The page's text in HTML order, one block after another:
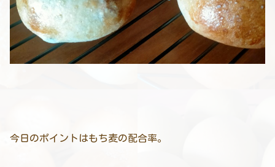
今日のポイントはもち麦の配合率。